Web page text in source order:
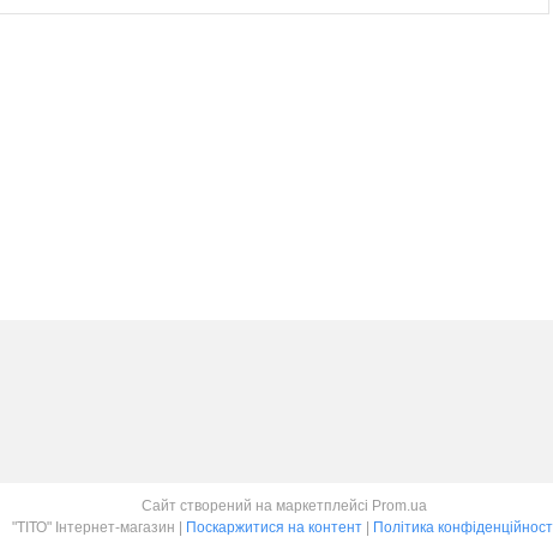
Сайт створений на маркетплейсі Prom.ua
"ТІТО" Інтернет-магазин | Поскаржитися на контент | Політика